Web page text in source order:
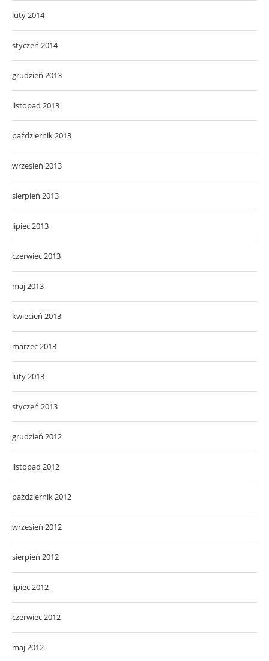
luty 2014
styczeń 2014
grudzień 2013
listopad 2013
październik 2013
wrzesień 2013
sierpień 2013
lipiec 2013
czerwiec 2013
maj 2013
kwiecień 2013
marzec 2013
luty 2013
styczeń 2013
grudzień 2012
listopad 2012
październik 2012
wrzesień 2012
sierpień 2012
lipiec 2012
czerwiec 2012
maj 2012